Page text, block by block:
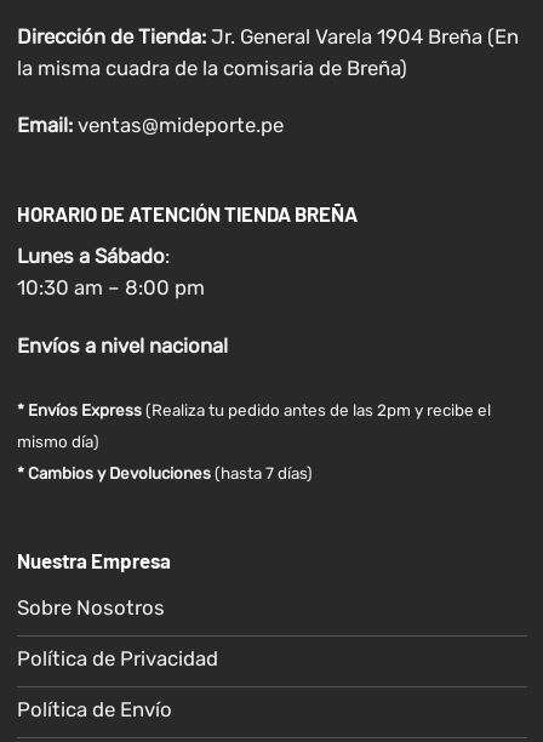
Dirección de Tienda: Jr. General Varela 1904 Breña (En
la misma cuadra de la comisaria de Breña)
Email: ventas@mideporte.pe
HORARIO DE ATENCIÓN TIENDA BREÑA
Lunes a Sábado:
10:30 am – 8:00 pm
Envíosa nivel nacional
* Envíos Express(Realiza tu pedido antes de las 2pm y recibe el
mismo día)
* Cambios y Devoluciones (hasta 7 días)
Nuestra Empresa
Sobre Nosotros
Política de Privacidad
Política de Envío